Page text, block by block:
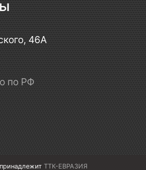
46А
по РФ
ТТК-ЕВРАЗИЯ